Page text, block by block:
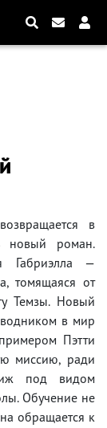
в
новый роман.
Габриэлла —
томящаяся от
Темзы. Новый
в мир
Пэтти
миссию, ради
под видом
Обучение не
обращается к